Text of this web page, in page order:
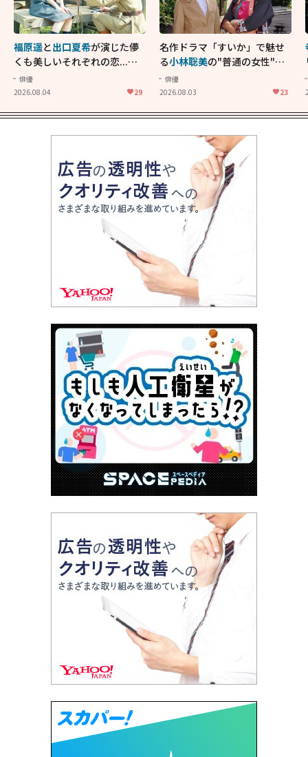
福原遥と出口夏希が演じた儚
くも美しいそれぞれの恋...生
きることの尊さを教えてくれ
た映画「あの花が咲く丘で、
俳優
2026.08.04
29
名作ドラマ「すいか」で魅せ
る小林聡美の"普通の女性"が
大人に刺さる...映画「かもめ
食堂」にも通じる静かな芝居
俳優
2026.08.03
23